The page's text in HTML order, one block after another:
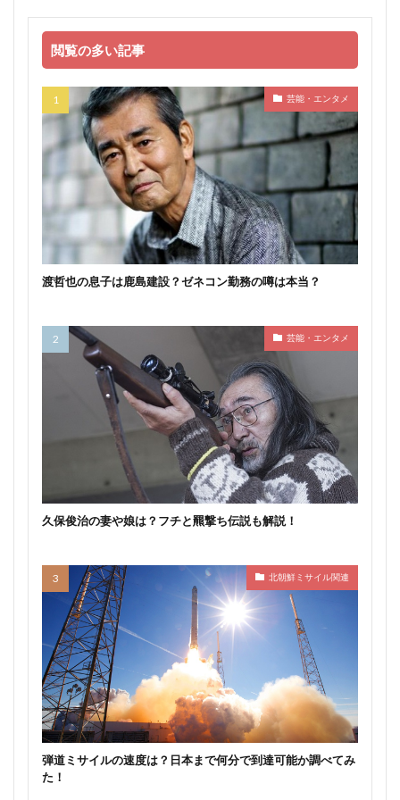
閲覧の多い記事
芸能・エンタメ
渡哲也の息子は鹿島建設？ゼネコン勤務の噂は本当？
芸能・エンタメ
久保俊治の妻や娘は？フチと羆撃ち伝説も解説！
北朝鮮ミサイル関連
弾道ミサイルの速度は？日本まで何分で到達可能か調べてみ
た！